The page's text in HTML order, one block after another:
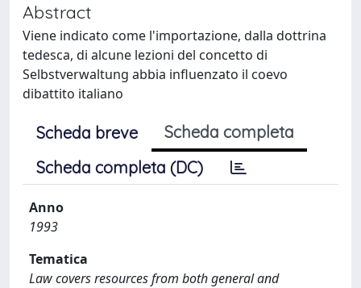
Abstract
Viene indicato come l'importazione, dalla dottrina
tedesca, di alcune lezioni del concetto di
Selbstverwaltung abbia influenzato il coevo
dibattito italiano
Scheda breve
Scheda completa
Scheda completa (DC)
Anno
1993
Tematica
Law covers resources from both general and